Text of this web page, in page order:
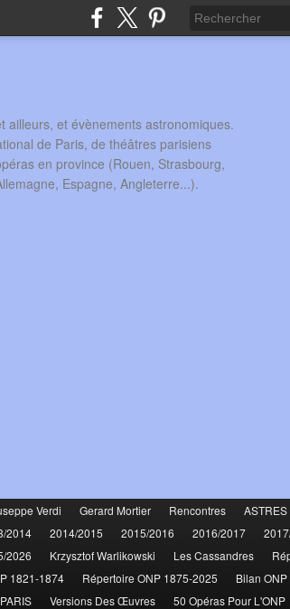
ailleurs, et évènements astronomiques.
de Paris, de théâtres parisiens
en province (Rouen, Strasbourg,
Espagne, Angleterre...).
Verdi Gerard Mortier Rencontres ASTRES
2014 2014/2015 2015/2016 2016/2017
2026 Krzysztof Warlikowski Les Cassandres
1821-1874 Répertoire ONP 1875-2025 Bilan
Versions Des Œuvres 50 Opéras Pour L'ONP